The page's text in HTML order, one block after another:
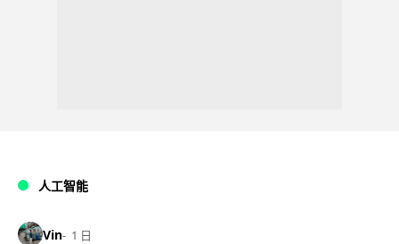
人工智能
Vin 1 日